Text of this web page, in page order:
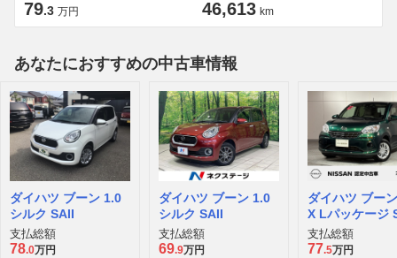
79.3 万円 46,613 km
あなたにおすすめの中古車情報
ダイハツ ブーン 1.0
シルク SAII
支払総額
78.0万円
ダイハツ ブーン 1.0
シルク SAII
支払総額
69.9万円
ダイハツ ブー
X Lパッケージ
支払総額
77.5万円